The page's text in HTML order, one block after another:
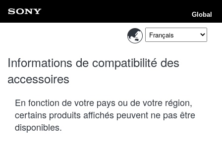
Global
Informations de compatibilité des
accessoires
En fonction de votre pays ou de votre région,
certains produits affichés peuvent ne pas être
disponibles.